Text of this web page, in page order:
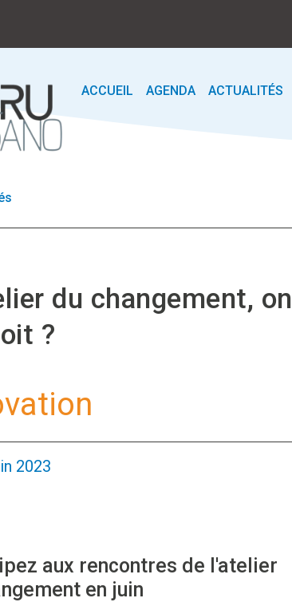
ACCUEIL AGENDA ACTUALITÉS
du changement, on
?
2023
aux rencontres de l'atelier
en juin